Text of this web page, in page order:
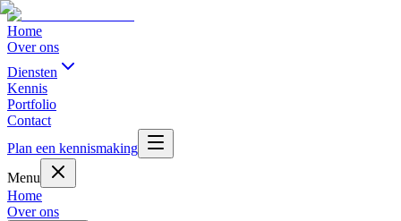
Home
Over ons
Diensten
Kennis
Portfolio
Contact
Plan een kennismaking
Menu
Home
Over ons